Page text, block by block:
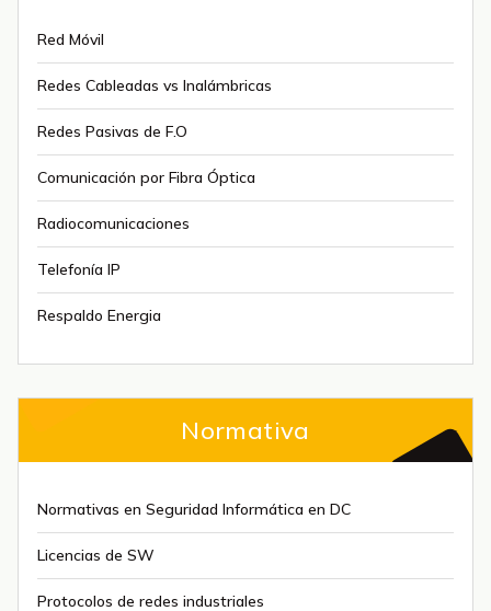
Red Móvil
Redes Cableadas vs Inalámbricas
Redes Pasivas de F.O
Comunicación por Fibra Óptica
Radiocomunicaciones
Telefonía IP
Respaldo Energia
Normativa
Normativas en Seguridad Informática en DC
Licencias de SW
Protocolos de redes industriales